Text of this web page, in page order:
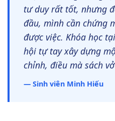
tư duy rất tốt, nhưng
đầu, mình cần chứng
được việc. Khóa học
hội tự tay xây dựng
chỉnh, điều mà sách
— Sinh viên Minh Hiếu